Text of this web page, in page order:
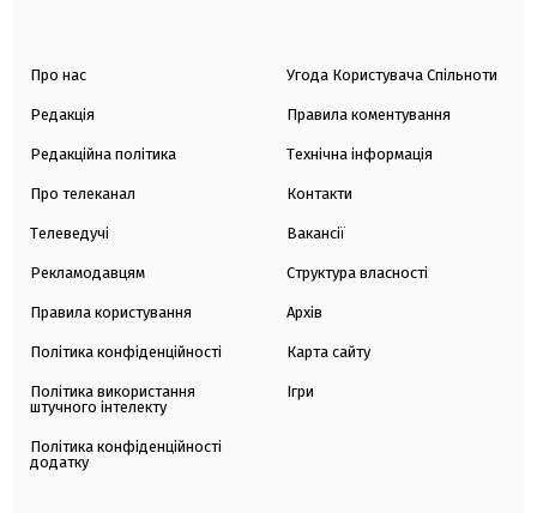
Про нас
Редакція
Редакційна політика
Про телеканал
Телеведучі
Рекламодавцям
Правила користування
Політика конфіденційності
Політика використання
штучного інтелекту
Політика конфіденційності
додатку
Угода Користувача Спільноти
Правила коментування
Технічна інформація
Контакти
Вакансії
Структура власності
Архів
Карта сайту
Ігри